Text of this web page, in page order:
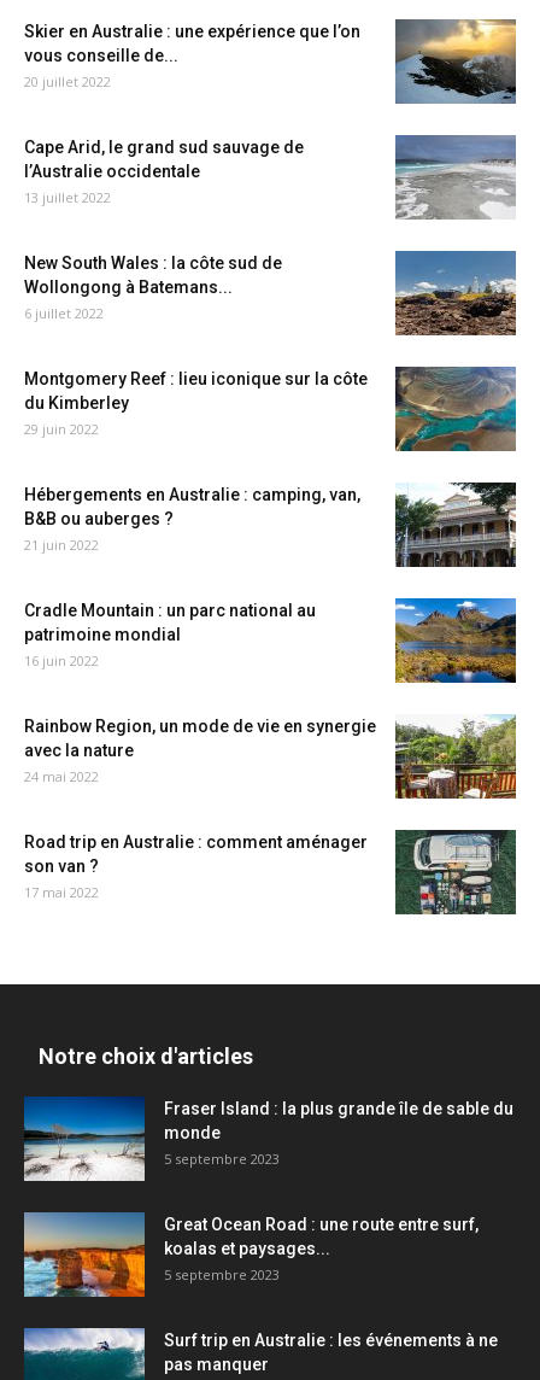
Skier en Australie : une expérience que l’on
vous conseille de...
20 juillet 2022
Cape Arid, le grand sud sauvage de
l’Australie occidentale
13 juillet 2022
New South Wales : la côte sud de
Wollongong à Batemans...
6 juillet 2022
Montgomery Reef : lieu iconique sur la côte
du Kimberley
29 juin 2022
Hébergements en Australie : camping, van,
B&B ou auberges ?
21 juin 2022
Cradle Mountain : un parc national au
patrimoine mondial
16 juin 2022
Rainbow Region, un mode de vie en synergie
avec la nature
24 mai 2022
Road trip en Australie : comment aménager
son van ?
17 mai 2022
Notre choix d'articles
Fraser Island : la plus grande île de sable du
monde
5 septembre 2023
Great Ocean Road : une route entre surf,
koalas et paysages...
5 septembre 2023
Surf trip en Australie : les événements à ne
pas manquer